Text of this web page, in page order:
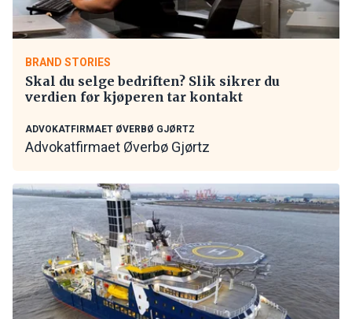
BRAND STORIES
Skal du selge bedriften? Slik sikrer du
verdien før kjøperen tar kontakt
ADVOKATFIRMAET ØVERBØ GJØRTZ
Advokatfirmaet Øverbø Gjørtz